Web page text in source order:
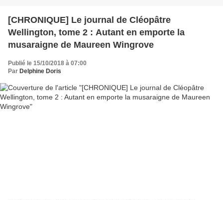
[CHRONIQUE] Le journal de Cléopâtre
Wellington, tome 2 : Autant en emporte la
musaraigne de Maureen Wingrove
Publié le 15/10/2018 à 07:00
Par Delphine Doris